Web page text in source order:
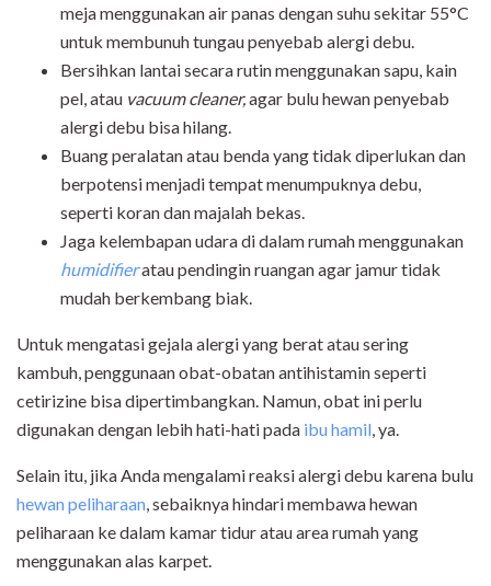
meja menggunakan air panas dengan suhu sekitar 55°C
untuk membunuh tungau penyebab alergi debu.
Bersihkan lantai secara rutin menggunakan sapu, kain
pel, atau vacuum cleaner,agar bulu hewan penyebab
alergi debu bisa hilang.
Buang peralatan atau benda yang tidak diperlukan dan
berpotensi menjadi tempat menumpuknya debu,
seperti koran dan majalah bekas.
Jaga kelembapan udara di dalam rumah menggunakan
humidifieratau pendingin ruangan agar jamur tidak
mudah berkembang biak.
Untuk mengatasi gejala alergi yang berat atau sering
kambuh, penggunaan obat-obatan antihistamin seperti
cetirizine bisa dipertimbangkan. Namun, obat ini perlu
digunakan dengan lebih hati-hati pada ibu hamil, ya.
Selain itu, jika Anda mengalami reaksi alergi debu karena bulu
hewan peliharaan, sebaiknya hindari membawa hewan
peliharaan ke dalam kamar tidur atau area rumah yang
menggunakan alas karpet.